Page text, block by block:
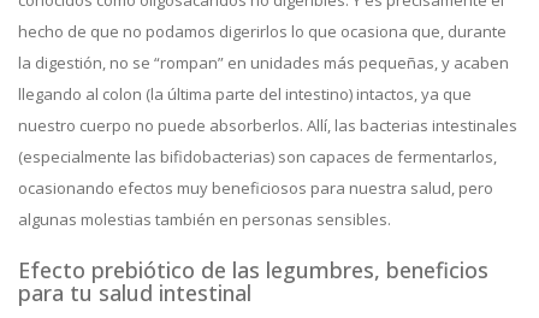
hecho de que no podamos digerirlos lo que ocasiona que, durante
la digestión, no se “rompan” en unidades más pequeñas, y acaben
llegando al colon (la última parte del intestino) intactos, ya que
nuestro cuerpo no puede absorberlos. Allí, las bacterias intestinales
(especialmente las bifidobacterias) son capaces de fermentarlos,
ocasionando efectos muy beneficiosos para nuestra salud, pero
algunas molestias también en personas sensibles.
Efecto prebiótico de las legumbres, beneficios
para tu salud intestinal